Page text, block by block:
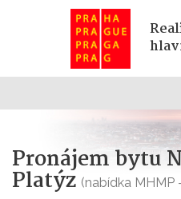
Pronájem bytu
Platýz (nabídka MHMP